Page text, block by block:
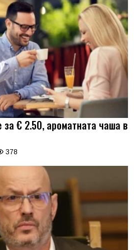
€ 2.50, ароматната чаша в
378